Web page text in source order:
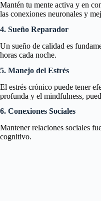
Mantén tu mente activa y en
las conexiones neuronales y
4. Sueño Reparador
Un sueño de calidad es
horas cada noche.
5. Manejo del Estrés
El estrés crónico puede tener
profunda y el mindfulness,
6. Conexiones Sociales
Mantener relaciones sociales
cognitivo.